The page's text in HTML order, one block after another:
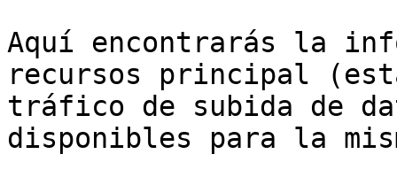
Aquí encontrarás la
recursos principal
tráfico de subida de
disponibles para la